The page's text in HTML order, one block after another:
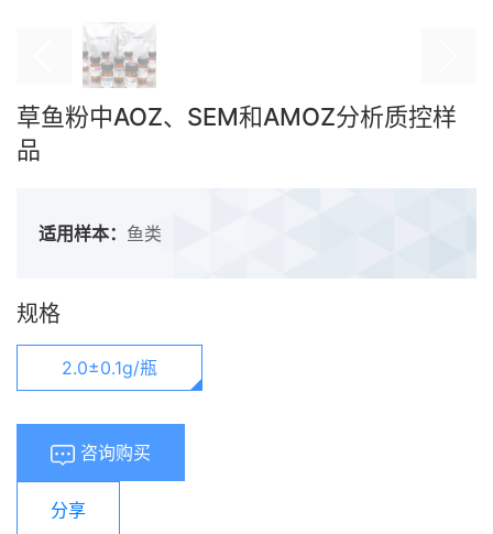
草鱼粉中AOZ、SEM和AMOZ分析质控样
品
适用样本： 鱼类
规格
2.0±0.1g/瓶
咨询购买
分享